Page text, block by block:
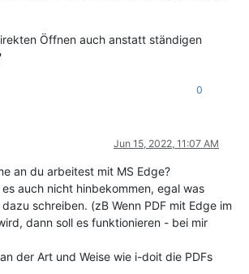
Öffnen auch anstatt ständigen
0
Jun 15, 2022, 11:07 AM
an du arbeitest mit MS Edge?
auch nicht hinbekommen, egal was
schreiben. (zB Wenn PDF mit Edge im
dann soll es funktionieren - bei mir
der Art und Weise wie i-doit die PDFs